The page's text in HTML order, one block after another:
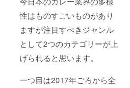
性はものすごいものがあり
ますが注目すべきジャンル
として2つのカテゴリーが上
げられると思います。
一つ目は2017年ごろから全